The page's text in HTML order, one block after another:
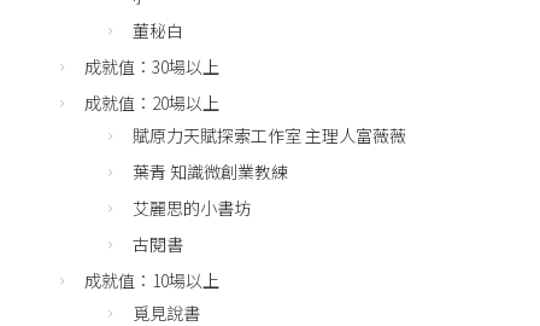
董秘白
成就值：30場以上
成就值：20場以上
賦原力天賦探索工作室 主理人富薇薇
葉青 知識微創業教練
艾麗思的小書坊
古閱書
成就值：10場以上
覓見說書